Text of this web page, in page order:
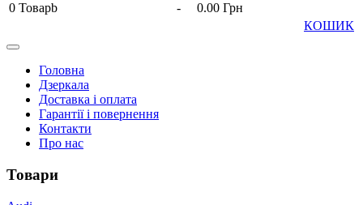
0 Товарb -
0.00 Грн
КОШИК
Головна
Дзеркала
Доставка і оплата
Гарантії і повернення
Контакти
Про нас
Товари